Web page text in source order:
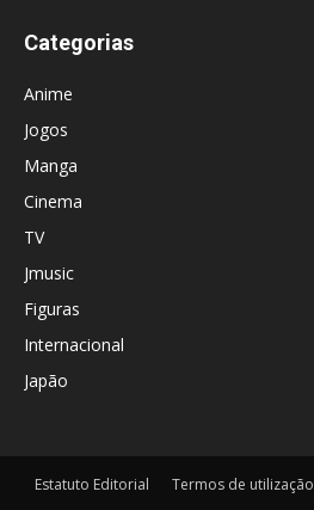
Categorias
Anime
Jogos
Manga
Cinema
TV
Jmusic
Figuras
Internacional
Japão
Estatuto Editorial Termos de utilização